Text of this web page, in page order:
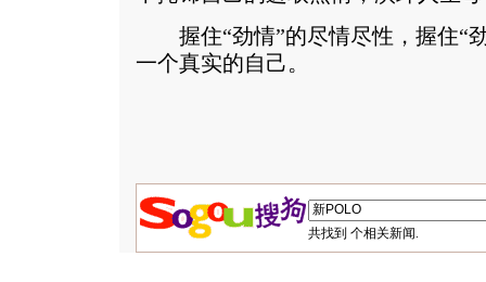
握住“劲情”的尽情尽性，握住“
一个真实的自己。
共找到 个相关新闻.